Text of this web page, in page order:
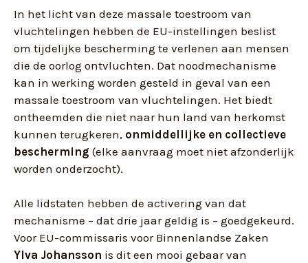
In het licht van deze massale toestroom van
vluchtelingen hebben de EU-instellingen beslist
om tijdelijke bescherming te verlenen aan mensen
die de oorlog ontvluchten. Dat noodmechanisme
kan in werking worden gesteld in geval van een
massale toestroom van vluchtelingen. Het biedt
ontheemden die niet naar hun land van herkomst
kunnen terugkeren, onmiddellijke en collectieve
bescherming (elke aanvraag moet niet afzonderlijk
worden onderzocht).
Alle lidstaten hebben de activering van dat
mechanisme – dat drie jaar geldig is – goedgekeurd.
Voor EU-commissaris voor Binnenlandse Zaken
Ylva Johansson is dit een mooi gebaar van